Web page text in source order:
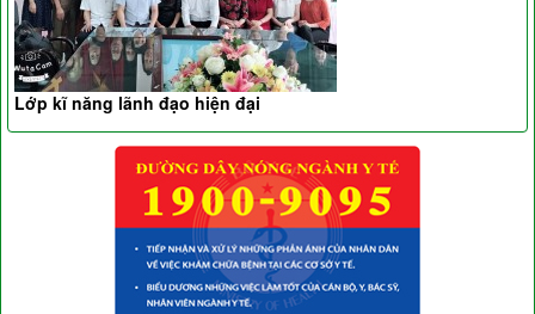
Lớp kĩ năng lãnh đạo hiện đại